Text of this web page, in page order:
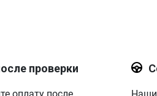
проверки